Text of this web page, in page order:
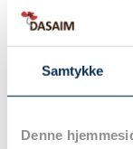
Samtykke
Denne
–
–